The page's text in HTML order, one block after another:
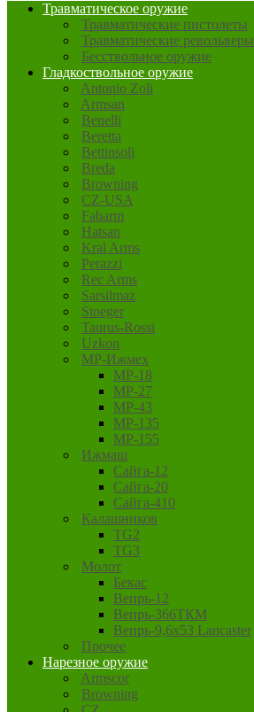
Травматическое оружие
Травматические пистолеты
Травматические револьверы
Бесствольное оружие
Гладкоствольное оружие
Antonio Zoli
Armsan
Benelli
Beretta
Bettinsoli
Breda
Browning
CZ-USA
Fabarm
Hatsan
Kral Arms
Perazzi
Rec Arms
Sarsilmaz
Stoeger
Taurus-Rossi
Uzkon
MP-Ижмех
MP-18
MP-27
MP-43
MP-135
MP-155
Ижмаш
Сайга-12
Сайга-20
Сайга-410
Калашников
TG2
TG3
Молот
Бекас
Вепрь-12
Вепрь-366ТКМ
Вепрь-9,6х53 Lancaster
Прочее
Нарезное оружие
Armscor
Browning